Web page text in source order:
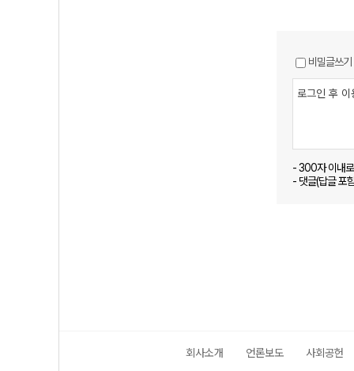
비밀글쓰기
- 300자 이내
- 댓글(답글 포
회사소개 언론보도 사회공헌